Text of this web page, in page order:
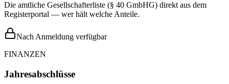
Die amtliche Gesellschafterliste (§ 40 GmbHG) direkt aus dem
Registerportal — wer hält welche Anteile.
Nach Anmeldung verfügbar
FINANZEN
Jahresabschlüsse